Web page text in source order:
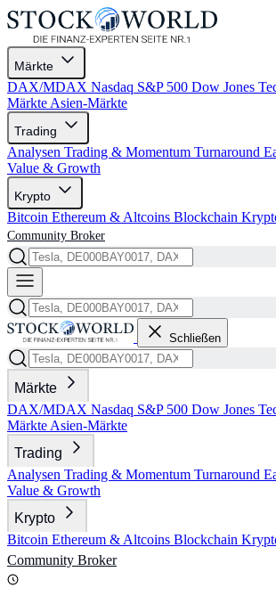
Märkte
DAX/MDAX Nasdaq S&P 500 Dow Jones
Märkte Asien-Märkte
Trading
Analysen Trading & Momentum Turnaround
Value & Growth
Krypto
Bitcoin Ethereum & Altcoins Blockchain
Community Broker
Schließen
Märkte
DAX/MDAX Nasdaq S&P 500 Dow Jones
Märkte Asien-Märkte
Trading
Analysen Trading & Momentum Turnaround
Value & Growth
Krypto
Bitcoin Ethereum & Altcoins Blockchain
Community Broker